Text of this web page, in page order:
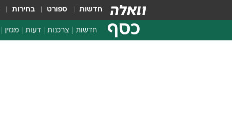
חדשות ספורט בחירות
כסף חדשות צרכנות דעות מגזין